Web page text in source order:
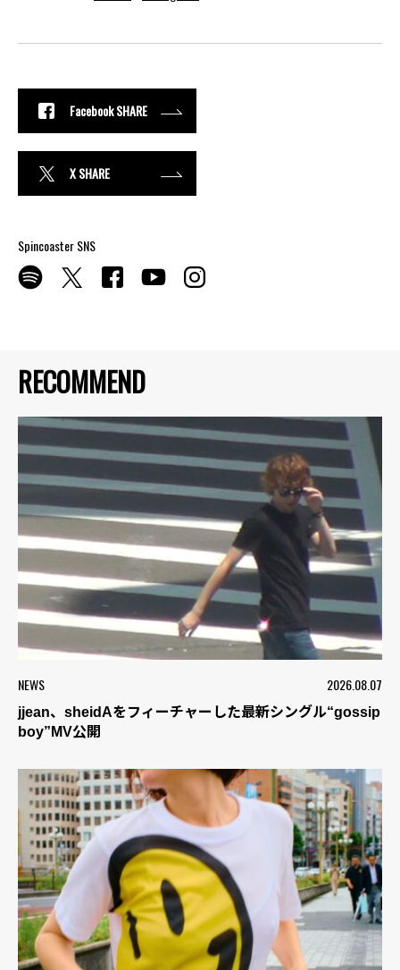
RECOMMEND
NEWS 2026.08.07
jjean、sheidAをフィーチャーした最新シングル“gossip
boy”MV公開
Facebook SHARE
X SHARE
Spincoaster SNS